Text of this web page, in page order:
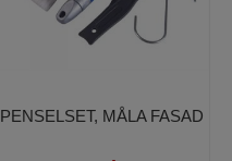
PENSELSET, MÅLA FASAD